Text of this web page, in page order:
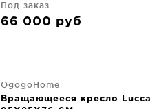
Под заказ
66 000 руб
OgogoHome
Вращающееся кресло Lucca